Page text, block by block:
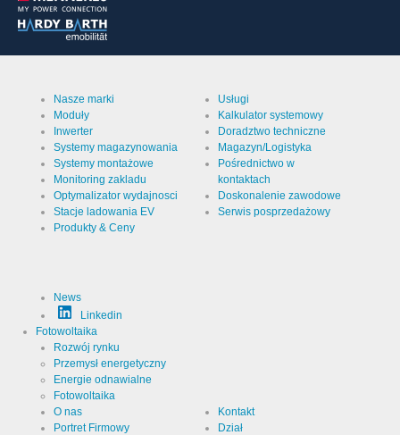
Nasze marki
Moduły
Inwerter
Systemy magazynowania
Systemy montażowe
Monitoring zakladu
Optymalizator wydajnosci
Stacje ladowania EV
Produkty & Ceny
News
Linkedin
Usługi
Kalkulator systemowy
Doradztwo techniczne
Magazyn/Logistyka
Pośrednictwo w
kontaktach
Doskonalenie zawodowe
Serwis posprzedażowy
Fotowoltaika
Rozwój rynku
Przemysł energetyczny
Energie odnawialne
Fotowoltaika
O nas
Portret Firmowy
Kontakt
Dział
Nazwa
internetowej.
Generuje
dane
statystyczne
na temat
sposobu
korzystania
Nazwa pliku
cookie
Cookie Runtime 2 lata